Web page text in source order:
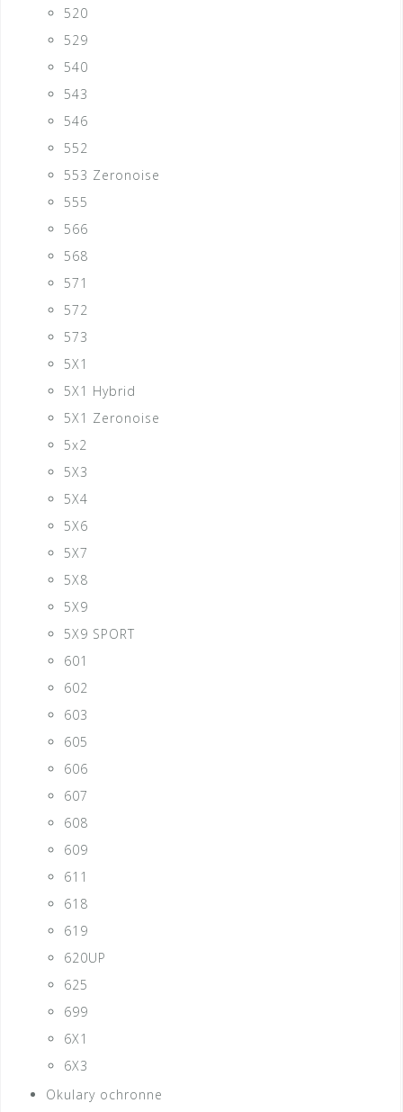
520
529
540
543
546
552
553 Zeronoise
555
566
568
571
572
573
5X1
5X1 Hybrid
5X1 Zeronoise
5x2
5X3
5X4
5X6
5X7
5X8
5X9
5X9 SPORT
601
602
603
605
606
607
608
609
611
618
619
620UP
625
699
6X1
6X3
Okulary ochronne